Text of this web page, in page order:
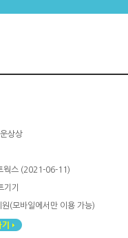
상상
웍스 (2021-06-11)
기기
원(모바일에서만 이용 가능)